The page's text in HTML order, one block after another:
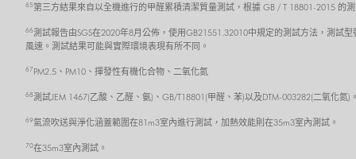
65第三方結果來自以全機進行的甲醛累積清潔質量測試，根據 GB / T 18801-2015 的
66 測試報告由SGS在2020年8月公佈，使用GB21551.32010中規定的測試方法，測試
風速。測試結果可能與實際環境表現有所不同。
67 PM2.5、PM10、揮發性有機化合物、二氧化氮
68 測試JEM 1467(乙酸、乙醛、氨)、GB/T18801(甲醛、苯)以及DTM-003282(二氧化
69氣流吹送與淨化涵蓋範圍在81m3室內進行測試，加熱效能則在35m3室內測試。
70在35m3室內測試。